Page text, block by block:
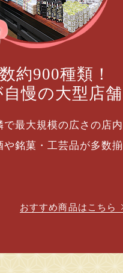
約900種類！
慢の大型店舗
で最大規模の広さの店内
や銘菓・工芸品が多数揃
おすすめ商品はこちら